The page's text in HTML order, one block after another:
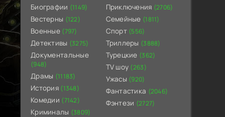
Биографии (1149)
Вестерны (122)
Военные (797)
Детективы (3275)
Документальные
(948)
Драмы (11183)
История (1348)
Комедии (7142)
Криминалы (3809)
Приключения (2706)
Семейные (1811)
Спорт (556)
Триллеры (3888)
Турецкие (362)
TV шоу (263)
Ужасы (920)
Фантастика (2046)
Фэнтези (2727)